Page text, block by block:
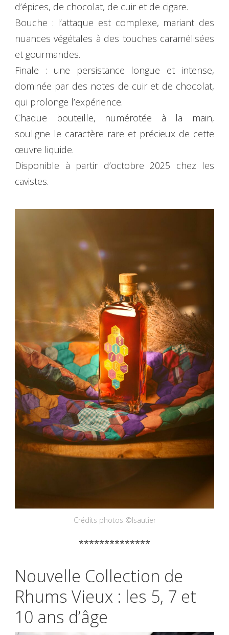
d’épices, de chocolat, de cuir et de cigare.
Bouche : l’attaque est complexe, mariant des
nuances végétales à des touches caramélisées
et gourmandes.
Finale : une persistance longue et intense,
dominée par des notes de cuir et de chocolat,
qui prolonge l’expérience.
Chaque bouteille, numérotée à la main,
souligne le caractère rare et précieux de cette
œuvre liquide.
Disponible à partir d’octobre 2025 chez les
cavistes.
Crédits photos ©Isautier
**************
Nouvelle Collection de
Rhums Vieux : les 5, 7 et
10 ans d’âge